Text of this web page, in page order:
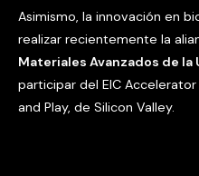
Asimismo, la innovación en
realizar recientemente la
Materiales Avanzados de
participar del EIC
and Play, de Silicon Valley.